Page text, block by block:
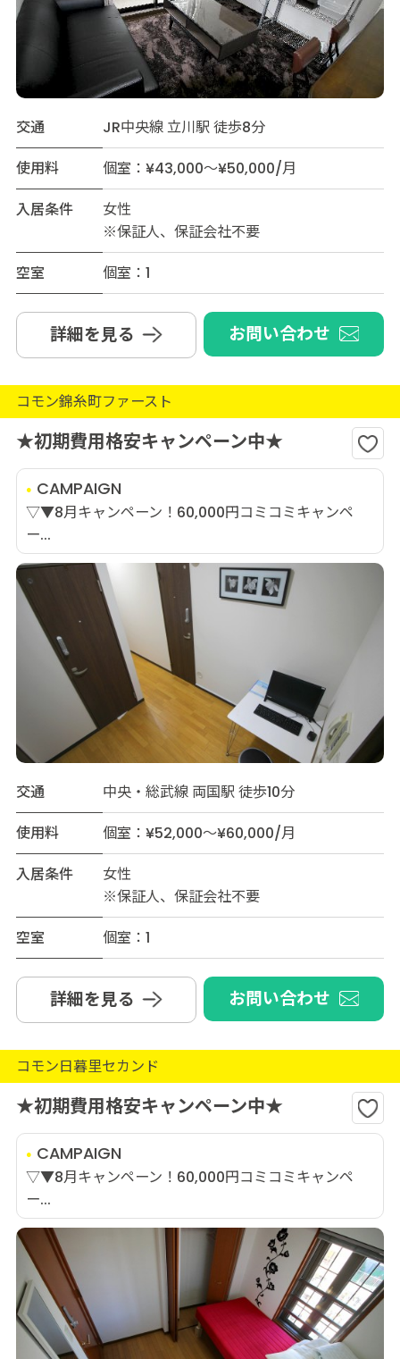
交通
JR中央線 立川駅 徒歩8分
使用料
個室：¥43,000～¥50,000/月
入居条件
女性
※保証人、保証会社不要
空室
個室：1
詳細を見る お問い合わせ
コモン錦糸町ファースト
★初期費用格安キャンペーン中★
CAMPAIGN
▽▼8月キャンペーン！60,000円コミコミキャンペ
ー...
交通
中央・総武線 両国駅 徒歩10分
使用料
個室：¥52,000～¥60,000/月
入居条件
女性
※保証人、保証会社不要
空室
個室：1
詳細を見る お問い合わせ
コモン日暮里セカンド
★初期費用格安キャンペーン中★
CAMPAIGN
▽▼8月キャンペーン！60,000円コミコミキャンペ
ー...